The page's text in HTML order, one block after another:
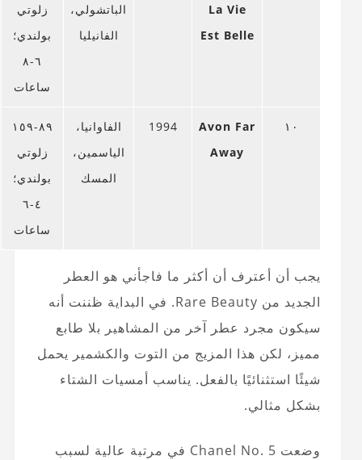
La Vie
Est Belle
الباتشولي،
الفانيليا
زلوتي
بولندي؛
٦-٨
ساعات
١٠
Avon Far
Away
1994
الفاوانيا،
الياسمين،
المسك
٨٩-١٥٩
زلوتي
بولندي؛
٤-٦
ساعات
يجب أن أعترف أن أكثر ما فاجأني هو العطر
الجديد من Rare Beauty. في البداية ظننت أنه
سيكون مجرد عطر آخر من المشاهير بلا طابع
مميز، لكن هذا المزيج من التوت والكشمير يحمل
شيئًا استثنائيًا بالفعل. يناسب أمسيات الشتاء
بشكل مثالي.
وضعت Chanel No. 5 في مرتبة عالية لسبب